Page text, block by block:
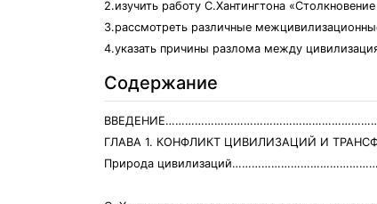
2.изучить работу С.Хантингтона
З.рассмотреть различные
4.указать причины разлома между
Содержание
ГЛАВА 1. КОНФЛИКТ ЦИВИЛИЗАЦИЙ И
Природа